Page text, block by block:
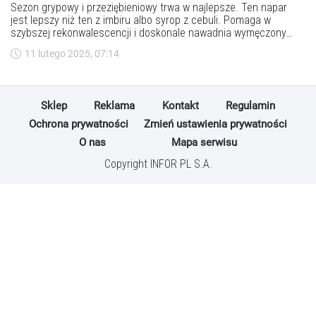
Sezon grypowy i przeziębieniowy trwa w najlepsze. Ten napar
jest lepszy niż ten z imbiru albo syrop z cebuli. Pomaga w
szybszej rekonwalescencji i doskonale nawadnia wymęczony
chorobą organizm. Wystarczą dwie przyprawy i wrzątek.
11 lutego 2025, 07:14
Sklep Reklama Kontakt
Regulamin
Ochrona prywatności
Zmień ustawienia prywatności
O nas
Mapa serwisu
Copyright INFOR PL S.A.